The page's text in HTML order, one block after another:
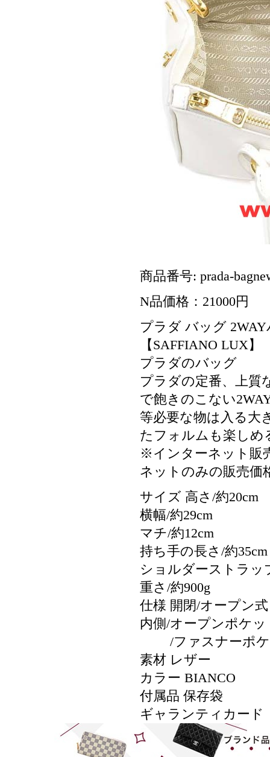
商品番号: prada-
N品価格：21000円
プラダ バッグ 2WAY
【SAFFIANO LUX】
プラダのバッグ
プラダの定番、上質
で飽きのこない
等必要な物は入る大
たフォルムも楽しめ
※インターネット販
ネットのみの販売価
サイズ 高さ/約20cm
横幅/約29cm
マチ/約12cm
持ち手の長さ/約35cm
ショルダーストラッ
重さ/約900g
仕様 開閉/オープン式
内側/オープンポケッ
/ファスナーポケ
素材 レザー
カラー BIANCO
付属品 保存袋
ギャランティカード